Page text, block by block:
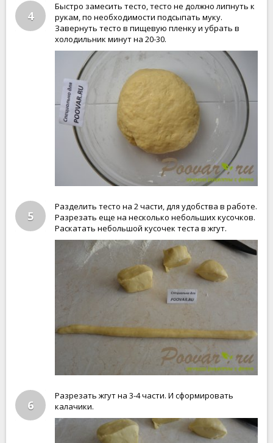
4
Быстро замесить тесто, тесто не должно липнуть к
рукам, по необходимости подсыпать муку.
Завернуть тесто в пищевую пленку и убрать в
холодильник минут на 20-30.
5
Разделить тесто на 2 части, для удобства в работе.
Разрезать еще на несколько небольших кусочков.
Раскатать небольшой кусочек теста в жгут.
6
Разрезать жгут на 3-4 части. И сформировать
калачики.